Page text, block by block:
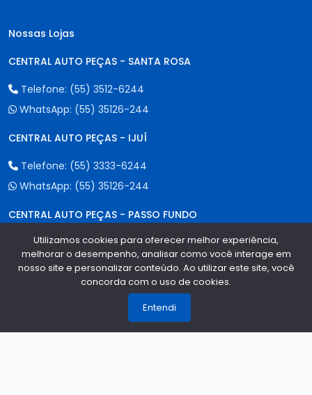
Nossas Lojas
CENTRAL AUTO PEÇAS - SANTA ROSA
Telefone: (55) 3512-6244
WhatsApp: (55) 35126-244
CENTRAL AUTO PEÇAS - IJUÍ
Telefone: (55) 3333-6244
WhatsApp: (55) 35126-244
CENTRAL AUTO PEÇAS - PASSO FUNDO
Telefone:(54) 2100-6244
WhatsApp:
(55) 35126-244
CENTRAL AUTO PEÇAS - CAXIAS DO SUL
(54) 3535-6844
Utilizamos cookies para oferecer melhor experiência,
melhorar o desempenho, analisar como você interage em
nosso site e personalizar conteúdo. Ao utilizar este site, você
concorda com o uso de cookies.
Entendi